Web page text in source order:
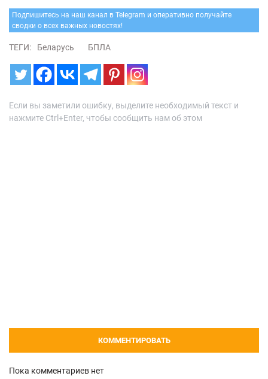
Подпишитесь на наш канал в Telegram и оперативно получайте
сводки о всех важных новостях!
ТЕГИ: Беларусь БПЛА
Если вы заметили ошибку, выделите необходимый текст и
нажмите Ctrl+Enter, чтобы сообщить нам об этом
КОММЕНТИРОВАТЬ
Пока комментариев нет